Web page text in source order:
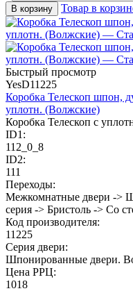
В корзину Товар в
Быстрый просмотр
YesD11225
Коробка Телескоп шпон,
уплотн. (Волжские)
Коробка Телескоп с
ID1:
112_0_8
ID2:
111
Переходы:
Межкомнатные двери ->
серия -> Бристоль -> Со
Код производителя:
11225
Cерия двери:
Шпонированные двери.
Цена РРЦ:
1018